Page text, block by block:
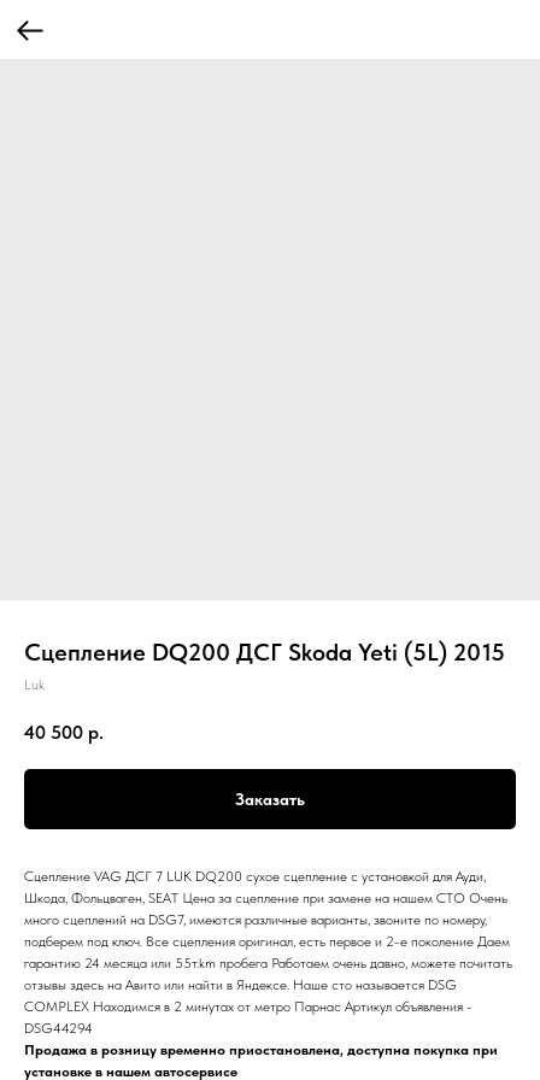
Сцепление DQ200 ДСГ Skoda Yeti (5L) 2015
Luk
40 500 р.
Заказать
Сцепление VAG ДСГ 7 LUK DQ200 сухое сцепление с установкой для Ауди,
Шкода, Фольцваген, SEAT Цена за сцепление при замене на нашем СТО Очень
много сцеплений на DSG7, имеются различные варианты, звоните по номеру,
подберем под ключ. Все сцепления оригинал, есть первое и 2-е поколение Даем
гарантию 24 месяца или 55т.km пробега Работаем очень давно, можете почитать
отзывы здесь на Авито или найти в Яндексе. Наше сто называется DSG
COMPLEX Находимся в 2 минутах от метро Парнас Артикул объявления -
DSG44294
Продажа в розницу временно приостановлена, доступна покупка при
установке в нашем автосервисе